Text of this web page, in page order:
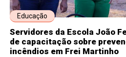
Educação
Servidores da Escola João
de capacitação sobre
incêndios em Frei Martinho